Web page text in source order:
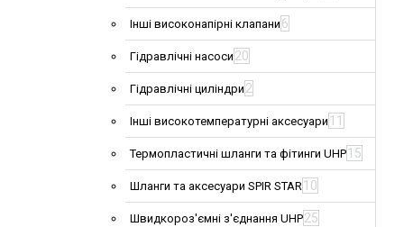
Інші високонапірні клапани 6
Гідравлічні насоси 20
Гідравлічні циліндри 2
Інші високотемпературні аксесуари 11
Термопластичні шланги та фітинги UHP 15
Шланги та аксесуари SPIR STAR 10
Швидкороз'ємні з'єднання UHP25